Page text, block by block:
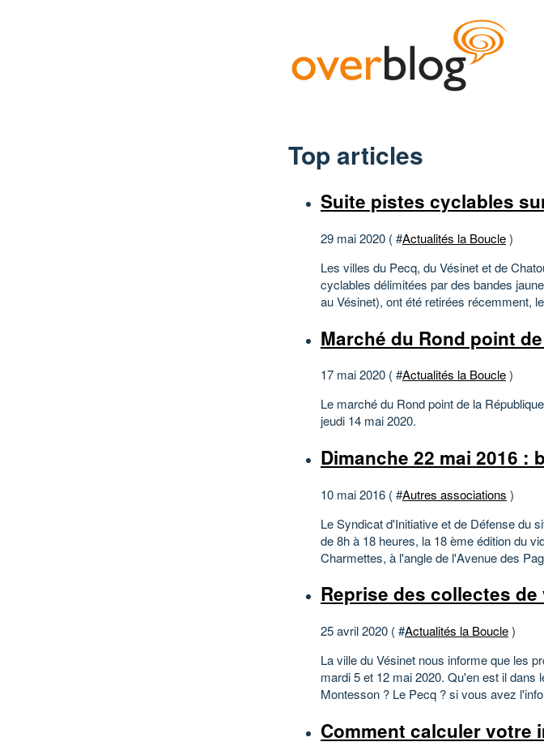
Top articles
Suite pistes cyclables
29 mai 2020 ( #Actualités la Boucle)
Les villes du Pecq, du Vésinet et de
cyclables délimitées par des bandes
au Vésinet), ont été retirées récemment,
Marché du Rond point
17 mai 2020 ( #Actualités la Boucle)
Le marché du Rond point de la
jeudi 14 mai 2020.
Dimanche 22 mai 2016 :
10 mai 2016 ( #Autres associations )
Le Syndicat d'Initiative et de Défense du
de 8h à 18 heures, la 18 ème édition du
Charmettes, à l'angle de l'Avenue des
Reprise des collectes
25 avril 2020 ( #Actualités la Boucle)
La ville du Vésinet nous informe que les
mardi 5 et 12 mai 2020. Qu'en est il
Montesson ? Le Pecq ? si vous avez
Comment calculer votre